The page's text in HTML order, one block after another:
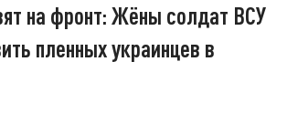
на фронт: Жёны солдат ВСУ
пленных украинцев в